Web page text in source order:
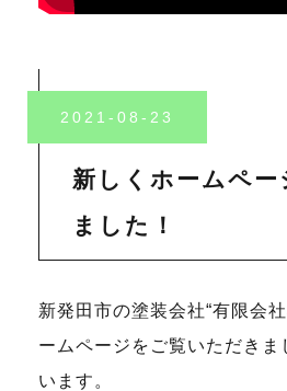
2021-08-23
新しくホームペー
ました！
新発田市の塗装会社“有限会
ームページをご覧いただき
います。